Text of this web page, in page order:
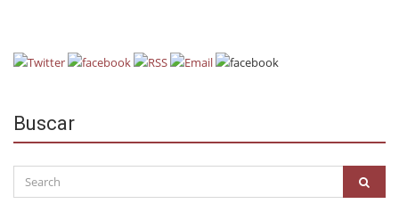
Buscar
Search
for: